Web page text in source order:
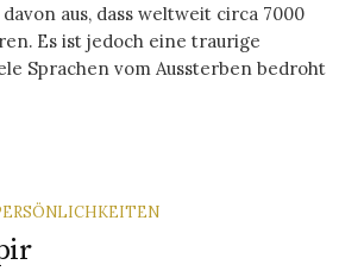
aus, dass weltweit circa 7000
Es ist jedoch eine traurige
Sprachen vom Aussterben bedroht